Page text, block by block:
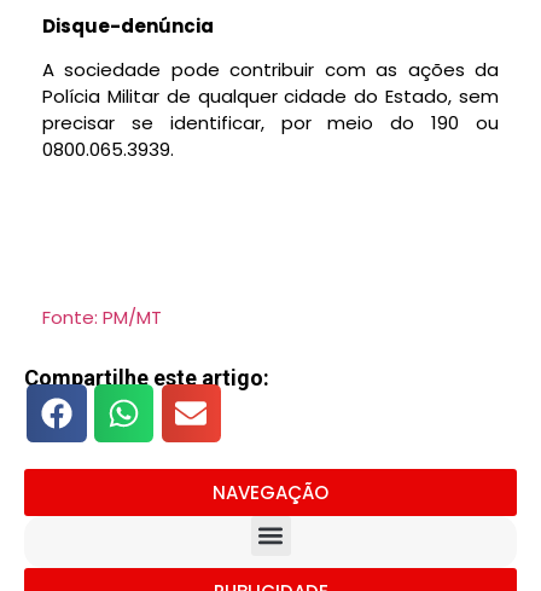
Disque-denúncia
A sociedade pode contribuir com as ações da
Polícia Militar de qualquer cidade do Estado, sem
precisar se identificar, por meio do 190 ou
0800.065.3939.
Fonte: PM/MT
Compartilhe este artigo:
NAVEGAÇÃO